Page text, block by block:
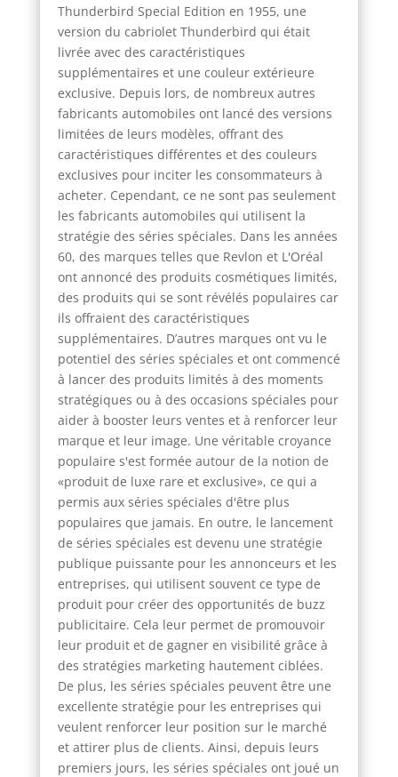
Thunderbird Special Edition en 1955, une
version du cabriolet Thunderbird qui était
livrée avec des caractéristiques
supplémentaires et une couleur extérieure
exclusive. Depuis lors, de nombreux autres
fabricants automobiles ont lancé des versions
limitées de leurs modèles, offrant des
caractéristiques différentes et des couleurs
exclusives pour inciter les consommateurs à
acheter. Cependant, ce ne sont pas seulement
les fabricants automobiles qui utilisent la
stratégie des séries spéciales. Dans les années
60, des marques telles que Revlon et L'Oréal
ont annoncé des produits cosmétiques limités,
des produits qui se sont révélés populaires car
ils offraient des caractéristiques
supplémentaires. D’autres marques ont vu le
potentiel des séries spéciales et ont commencé
à lancer des produits limités à des moments
stratégiques ou à des occasions spéciales pour
aider à booster leurs ventes et à renforcer leur
marque et leur image. Une véritable croyance
populaire s'est formée autour de la notion de
«produit de luxe rare et exclusive», ce qui a
permis aux séries spéciales d'être plus
populaires que jamais. En outre, le lancement
de séries spéciales est devenu une stratégie
publique puissante pour les annonceurs et les
entreprises, qui utilisent souvent ce type de
produit pour créer des opportunités de buzz
publicitaire. Cela leur permet de promouvoir
leur produit et de gagner en visibilité grâce à
des stratégies marketing hautement ciblées.
De plus, les séries spéciales peuvent être une
excellente stratégie pour les entreprises qui
veulent renforcer leur position sur le marché
et attirer plus de clients. Ainsi, depuis leurs
premiers jours, les séries spéciales ont joué un